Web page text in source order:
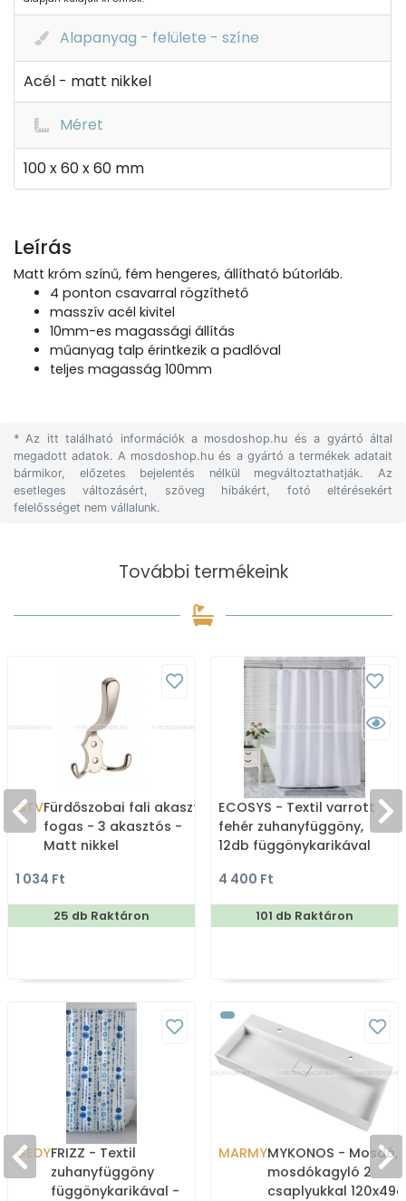
Alapanyag - felülete - színe
Acél - matt nikkel
Méret
100 x 60 x 60 mm
Leírás
Matt króm színű, fém hengeres, állítható bútorláb.
4 ponton csavarral rögzíthető
masszív acél kivitel
10mm-es magassági állítás
műanyag talp érintkezik a padlóval
teljes magasság 100mm
* Az itt található információk a mosdoshop.hu és a gyártó által
megadott adatok. A mosdoshop.hu és a gyártó a termékek adatait
bármikor, előzetes bejelentés nélkül megváltoztathatják. Az
esetleges változásért, szöveg hibákért, fotó eltérésekért
felelősséget nem vállalunk.
További termékeink
GTVFürdőszobai fali akasztó,
fogas - 3 akasztós -
Matt nikkel
1 034 Ft
25 db Raktáron
ECOSYS - Textil varrott
fehér zuhanyfüggöny,
12db függönykarikával
4 400 Ft
101 db Raktáron
GEDYFRIZZ - Textil
zuhanyfüggöny
függönykarikával -
MARMYMYKONOS - Mosdó,
mosdókagyló 2
csaplyukkal